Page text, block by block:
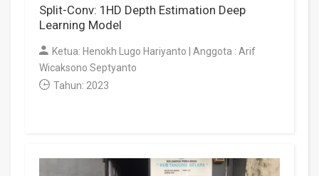
Split-Conv: 1HD Depth Estimation Deep
Learning Model
Ketua: Henokh Lugo Hariyanto | Anggota : Arif
Wicaksono Septyanto
Tahun: 2023